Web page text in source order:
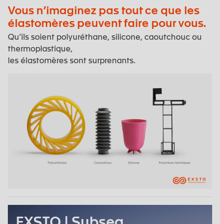
Vous n’imaginez pas tout ce que les
élastomères peuvent faire pour vous.
Qu’ils soient polyuréthane, silicone, caoutchouc ou
thermoplastique,
les élastomères sont surprenants.